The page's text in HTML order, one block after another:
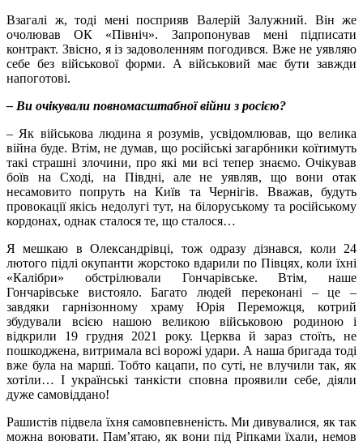
Взагалі ж, тоді мені посприяв Валерій Залужний. Він же
очолював ОК «Північ». Запропонував мені підписати
контракт. Звісно, я із задоволенням погодився. Вже не уявляю
себе без військової форми. А військовий має бути завжди
напоготові.
– Ви очікували повномасштабної війни з росією?
– Як військова людина я розумів, усвідомлював, що велика
війна буде. Втім, не думав, що російські загарбники коїтимуть
такі страшні злочини, про які ми всі тепер знаємо. Очікував
боїв на Сході, на Півдні, але не уявляв, що вони отак
несамовито попруть на Київ та Чернігів. Вважав, будуть
провокації якісь недолугі тут, на білоруському та російському
кордонах, однак сталося те, що сталося…
Я мешкаю в Олександрівці, тож одразу дізнався, коли 24
лютого підлі окупанти жорстоко вдарили по Півцях, коли їхні
«Калібри» обстрілювали Гончарівське. Втім, наше
Гончарівське вистояло. Багато людей переконані – це –
завдяки гарнізонному храму Юрія Переможця, котрий
збудували всією нашою великою військовою родиною і
відкрили 19 грудня 2021 року. Церква й зараз стоїть, не
пошкоджена, витримала всі ворожі удари. А наша бригада тоді
вже була на марші. Тобто кацапи, по суті, не влучили так, як
хотіли… І українські танкісти сповна проявили себе, діяли
дуже самовіддано!
Рашистів підвела їхня самовпевненість. Ми дивувалися, як так
можна воювати. Пам’ятаю, як вони під Ріпками їхали, немов